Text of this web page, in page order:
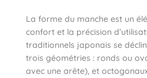
La forme du manche est un
confort et la précision
traditionnels japonais se
trois géométries : ronds ou
avec une arête), et